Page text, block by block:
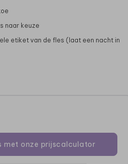
naar keuze
etiket van de fles (laat een nacht in
met onze prijscalculator